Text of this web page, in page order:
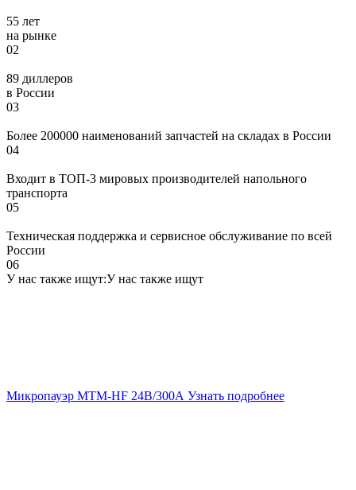
55 лет
на рынке
02
89 диллеров
в России
03
Более 200000 наименований запчастей на складах в России
04
Входит в ТОП-3 мировых производителей напольного
транспорта
05
Техническая поддержка и сервисное обслуживание по всей
России
06
У нас также ищут:У нас также ищут
Микропауэр MTM-HF 24В/300А Узнать подробнее